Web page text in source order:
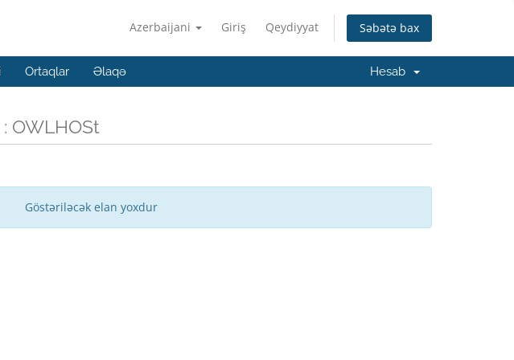
Azerbaijani Giriş Qeydiyyat Səbətə bax
Ortaqlar Əlaqə Hesab
OWLHOSt
Göstəriləcək elan yoxdur